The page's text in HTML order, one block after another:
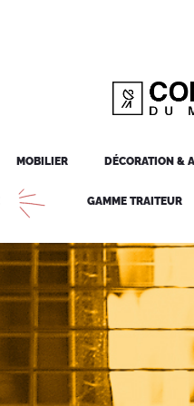
MOBILIER DÉCORATION &
GAMME TRAITEUR